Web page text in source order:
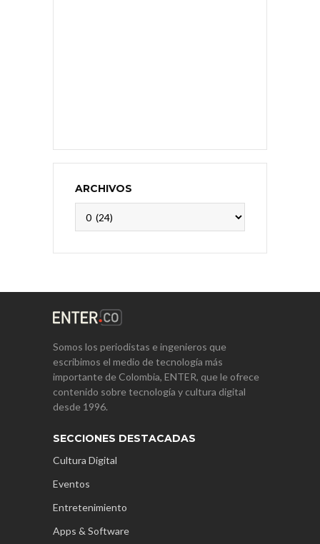
ARCHIVOS
Somos los periodistas e ingenieros que
escribimos el medio de tecnología más
importante de Colombia, ENTER, que le ofrece
contenido sobre tecnología y cultura digital
desde 1996.
SECCIONES DESTACADAS
Cultura Digital
Eventos
Entretenimiento
Apps & Software